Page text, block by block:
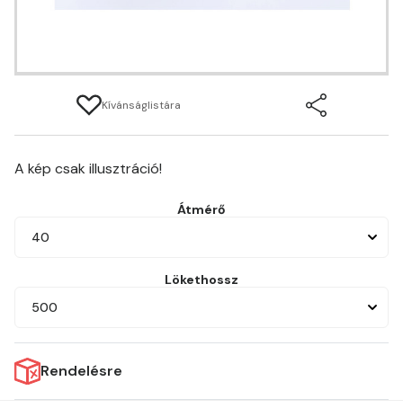
Kívánságlistára
A kép csak illusztráció!
Átmérő
40
Lökethossz
500
Rendelésre